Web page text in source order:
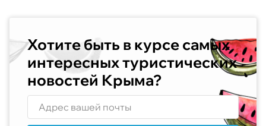
Хотите быть в курсе самых
интересных туристических
новостей Крыма?